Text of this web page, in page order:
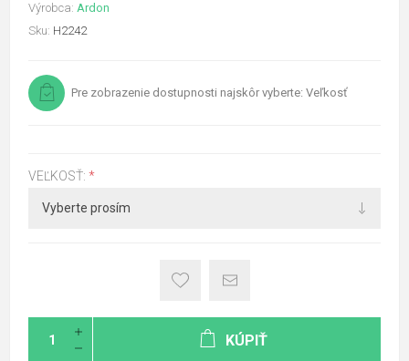
Výrobca: Ardon
Sku: H2242
Pre zobrazenie dostupnosti najskôr vyberte: Veľkosť
VEĽKOSŤ: *
KÚPIŤ